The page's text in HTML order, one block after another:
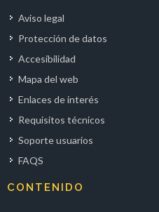
Aviso legal
Protección de datos
Accesibilidad
Mapa del web
Enlaces de interés
Requisitos técnicos
Soporte usuarios
FAQS
CONTENIDO